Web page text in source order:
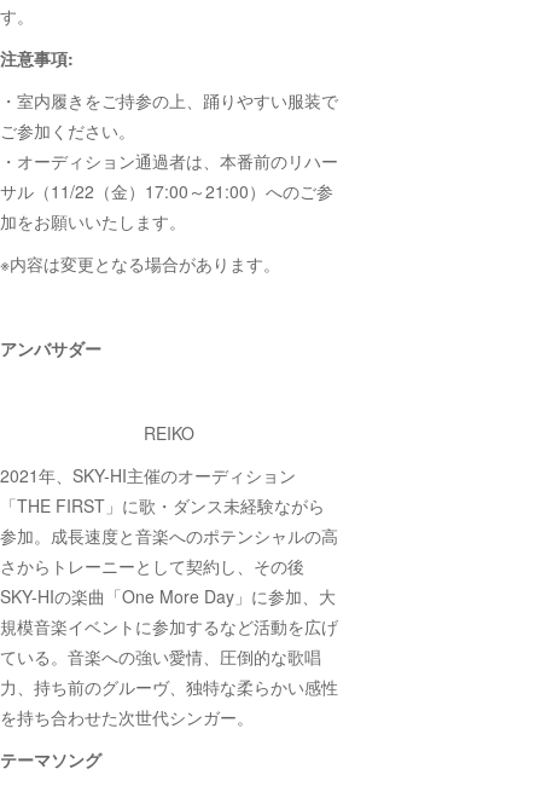
す。
注意事項:
・室内履きをご持参の上、踊りやすい服装で
ご参加ください。
・オーディション通過者は、本番前のリハー
サル（11/22（金）17:00～21:00）へのご参
加をお願いいたします。
※内容は変更となる場合があります。
アンバサダー
REIKO
2021年、SKY-HI主催のオーディション
「THE FIRST」に歌・ダンス未経験ながら
参加。成長速度と音楽へのポテンシャルの高
さからトレーニーとして契約し、その後
SKY-HIの楽曲「One More Day」に参加、大
規模音楽イベントに参加するなど活動を広げ
ている。音楽への強い愛情、圧倒的な歌唱
力、持ち前のグルーヴ、独特な柔らかい感性
を持ち合わせた次世代シンガー。
テーマソング